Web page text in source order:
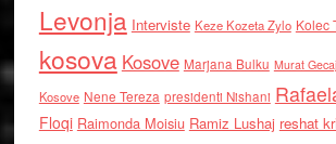
Levonja Interviste Keze Kozeta Zylo Kolec
kosova Kosove Marjana Bulku Murat Gecaj
Kosove Nene Tereza presidenti Nishani
Floqi Raimonda Moisiu Ramiz Lushaj reshat